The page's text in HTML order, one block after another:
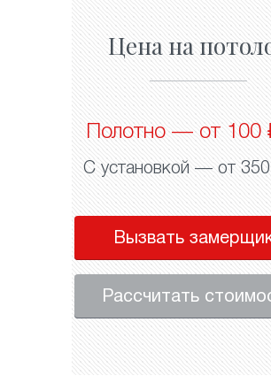
Цена на
Полотно — от 100
С установкой — от
Вызвать
Рассчитать